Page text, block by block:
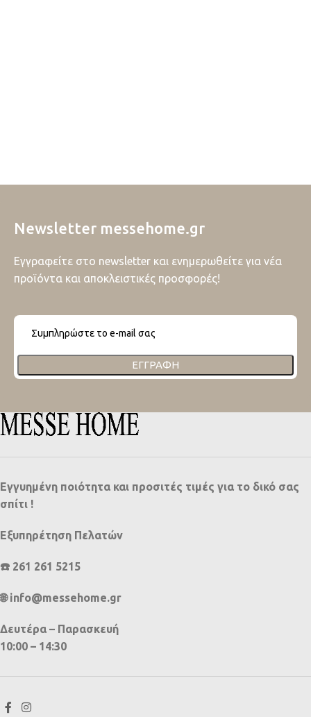
Newsletter messehome.gr
Εγγραφείτε στο newsletter και ενημερωθείτε για νέα
προϊόντα και αποκλειστικές προσφορές!
ΕΓΓΡΑΦΉ
Εγγυημένη ποιότητα και προσιτές τιμές για το δικό σας
σπίτι !
Εξυπηρέτηση Πελατών
☎️ 261 261 5215
🌐 info@messehome.gr
Δευτέρα – Παρασκευή
10:00 – 14:30